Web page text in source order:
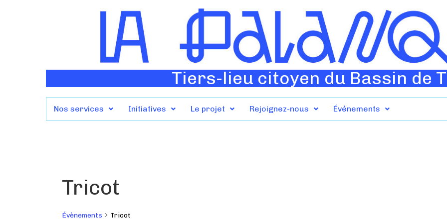
Tiers-lieu citoyen du Bassin de
Nos services Initiatives Le projet Rejoignez-nous Événements
Tricot
Évènements Tricot